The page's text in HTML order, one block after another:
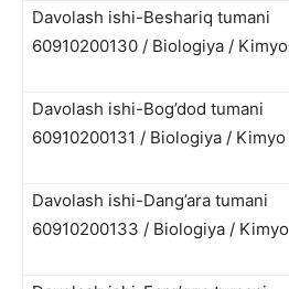
Davolash ishi-Beshariq tumani
60910200130 / Biologiya / Kimyo
Davolash ishi-Bog’dod tumani
60910200131 / Biologiya / Kimyo
Davolash ishi-Dang’ara tumani
60910200133 / Biologiya / Kimyo